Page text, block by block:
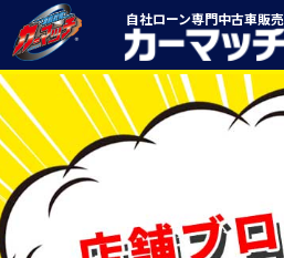
自社ローン専門中古車販売